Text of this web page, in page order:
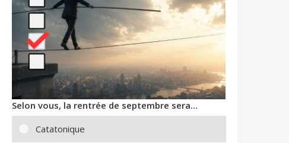
Selon vous, la rentrée de septembre sera…
Catatonique